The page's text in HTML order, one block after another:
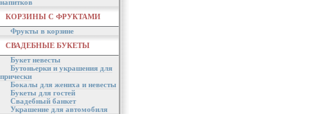
напитков
КОРЗИНЫ С ФРУКТАМИ
Фрукты в корзине
СВАДЕБНЫЕ БУКЕТЫ
Букет невесты
Бутоньерки и украшения для
прически
Бокалы для жениха и невесты
Букеты для гостей
Свадебный банкет
Украшение для автомобиля